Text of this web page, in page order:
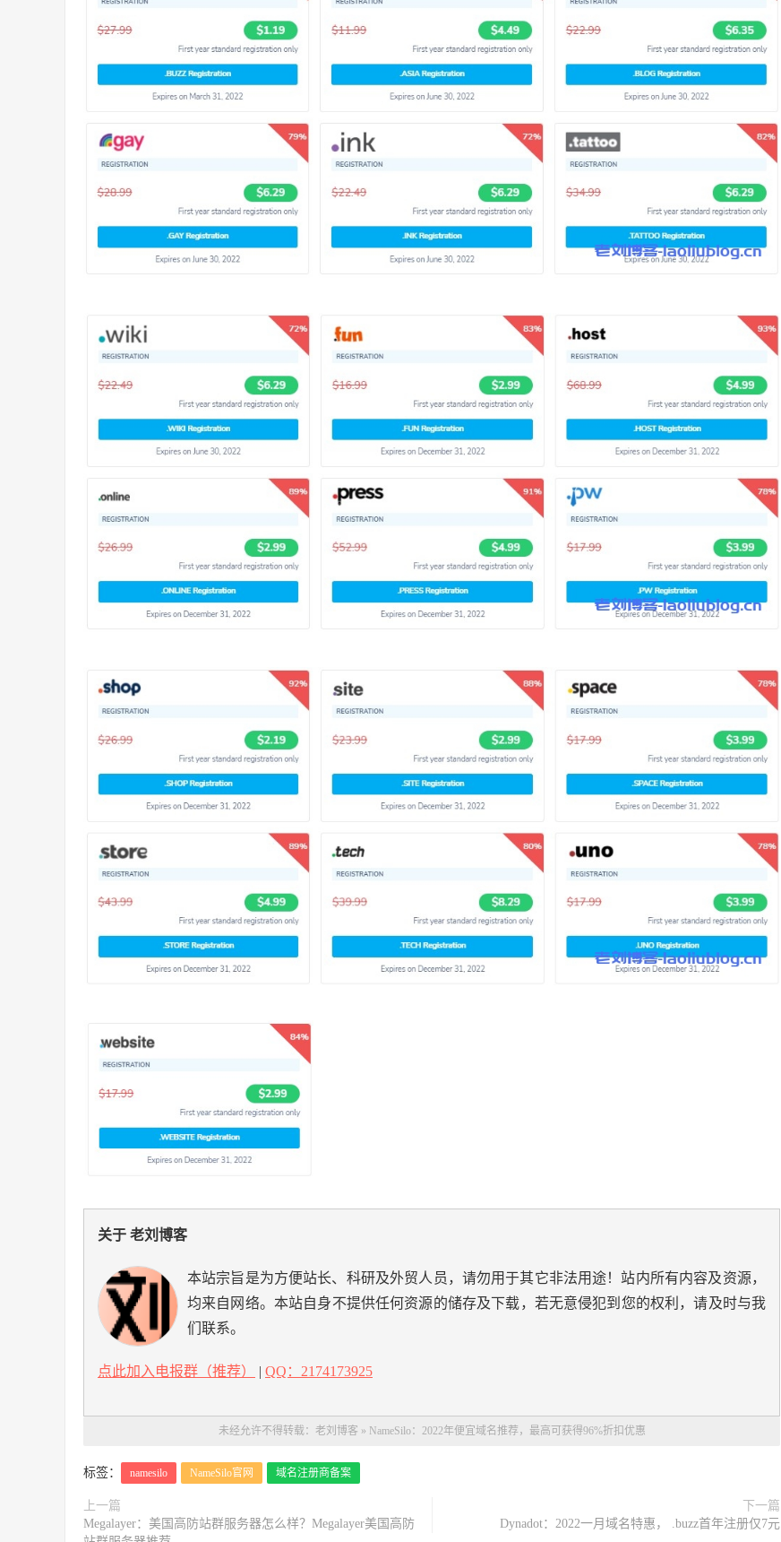
关于 老刘博客
本站宗旨是为方便站长、科研及外贸人员，请勿用于其它非法用途！站内所有内容及资源，
均来自网络。本站自身不提供任何资源的储存及下载，若无意侵犯到您的权利，请及时与我
们联系。
点此加入电报群（推荐） | QQ：2174173925
未经允许不得转载： 老刘博客 » NameSilo：2022年便宜域名推荐，最高可获得96%折扣优惠
标签： namesilo NameSilo官网 域名注册商备案
上一篇
Megalayer：美国高防站群服务器怎么样？Megalayer美国高防
下一篇
Dynadot：2022一月域名特惠， .buzz首年注册仅7元